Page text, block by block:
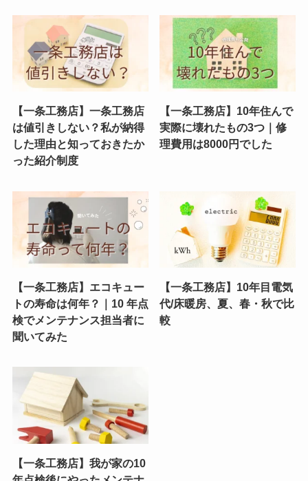
【一条工務店】一条工務店
は値引きしない？私が納得
した理由と知っておきたか
った紹介制度
【一条工務店】10年住んで
実際に壊れたもの3つ｜修
理費用は8000円でした
【一条工務店】エコキュー
トの寿命は何年？｜10 年点
検でメンテナンス担当者に
聞いてみた
【一条工務店】10年目電気
代/床暖房、夏、春・秋で比
較
【一条工務店】我が家の10